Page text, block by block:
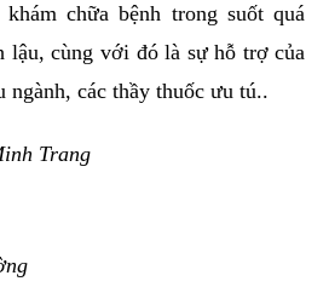
chữa bệnh trong suốt quá
lậu, cùng với đó là sự hỗ trợ của
ngành, các thầy thuốc ưu tú..
Trang